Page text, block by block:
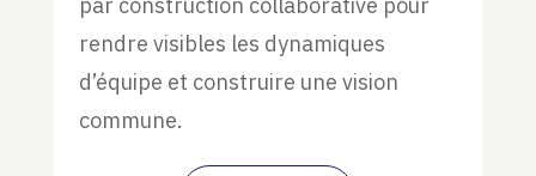
rendre visibles les dynamiques
d’équipe et construire une vision
commune.